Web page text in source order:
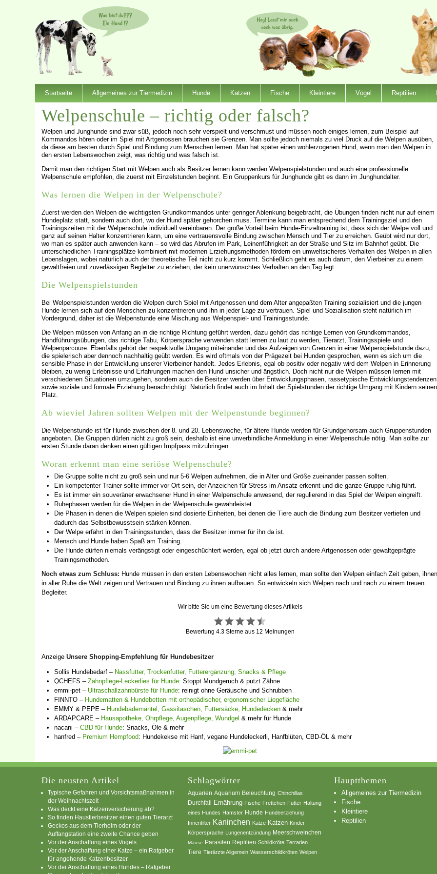
Startseite Allgemeines zur Tiermedizin Hunde Katzen Fische Kleintiere Vögel Reptilien
Welpenschule – richtig oder falsch?
Welpen und Junghunde sind zwar süß, jedoch noch sehr verspielt und verschmust und müssen noch einiges lernen, zum Beispiel auf
Kommandos hören oder im Spiel mit Artgenossen brauchen sie Grenzen. Man sollte jedoch niemals zu viel Druck auf die Welpen ausüben,
da diese am besten durch Spiel und Bindung zum Menschen lernen. Man hat später einen wohlerzogenen Hund, wenn man den Welpen in
den ersten Lebenswochen zeigt, was richtig und was falsch ist.
Damit man den richtigen Start mit Welpen auch als Besitzer lernen kann werden Welpenspielstunden und auch eine professionelle
Welpenschule empfohlen, die zuerst mit Einzelstunden beginnt. Ein Gruppenkurs für Junghunde gibt es dann im Junghundalter.
Was lernen die Welpen in der Welpenschule?
Zuerst werden den Welpen die wichtigsten Grundkommandos unter geringer Ablenkung beigebracht, die Übungen finden nicht nur auf einem
Hundeplatz statt, sondern auch dort, wo der Hund später gehorchen muss. Termine kann man entsprechend dem Trainingsziel und den
Trainingszeiten mit der Welpenschule individuell vereinbaren. Der große Vorteil beim Hunde-Einzeltraining ist, dass sich der Welpe voll und
ganz auf seinen Halter konzentrieren kann, um eine vertrauensvolle Bindung zwischen Mensch und Tier zu erreichen. Geübt wird nur dort,
wo man es später auch anwenden kann – so wird das Abrufen im Park, Leinenführigkeit an der Straße und Sitz im Bahnhof geübt. Die
unterschiedlichen Trainingsplätze kombiniert mit modernen Erziehungsmethoden fördern ein umweltsicheres Verhalten des Welpen in allen
Lebenslagen, wobei natürlich auch der theoretische Teil nicht zu kurz kommt. Schließlich geht es auch darum, den Vierbeiner zu einem
gewaltfreien und zuverlässigen Begleiter zu erziehen, der kein unerwünschtes Verhalten an den Tag legt.
Die Welpenspielstunden
Bei Welpenspielstunden werden die Welpen durch Spiel mit Artgenossen und dem Alter angepaßten Training sozialisiert und die jungen
Hunde lernen sich auf den Menschen zu konzentrieren und ihn in jeder Lage zu vertrauen. Spiel und Sozialisation steht natürlich im
Vordergrund, daher ist die Welpenstunde eine Mischung aus Welpenspiel- und Trainingsstunde.
Die Welpen müssen von Anfang an in die richtige Richtung geführt werden, dazu gehört das richtige Lernen von Grundkommandos,
Handführungsübungen, das richtige Tabu, Körpersprache verwenden statt lernen zu laut zu werden, Tierarzt, Trainingsspiele und
Welpenparcoure. Ebenfalls gehört der respektvolle Umgang miteinander und das Aufzeigen von Grenzen in einer Welpenspielstunde dazu,
die spielerisch aber dennoch nachhaltig geübt werden. Es wird oftmals von der Prägezeit bei Hunden gesprochen, wenn es sich um die
sensible Phase in der Entwicklung unserer Vierbeiner handelt. Jedes Erlebnis, egal ob positiv oder negativ wird dem Welpen in Erinnerung
bleiben, zu wenig Erlebnisse und Erfahrungen machen den Hund unsicher und ängstlich. Doch nicht nur die Welpen müssen lernen mit
verschiedenen Situationen umzugehen, sondern auch die Besitzer werden über Entwicklungsphasen, rassetypische
sowie soziale und formale Erziehung benachrichtigt. Natürlich findet auch im Inhalt der Spielstunden der richtige Umgang mit Kindern seinen
Platz.
Ab wieviel Jahren sollten Welpen mit der Welpenstunde beginnen?
Die Welpenstunde ist für Hunde zwischen der 8. und 20. Lebenswoche, für ältere Hunde werden für Grundgehorsam auch Gruppenstunden
angeboten. Die Gruppen dürfen nicht zu groß sein, deshalb ist eine unverbindliche Anmeldung in einer Welpenschule nötig. Man sollte zur
ersten Stunde daran denken einen gültigen Impfpass mitzubringen.
Woran erkennt man eine seriöse Welpenschule?
Die Gruppe sollte nicht zu groß sein und nur 5-6 Welpen aufnehmen, die in Alter und Größe zueinander passen sollten.
Ein kompetenter Trainer sollte immer vor Ort sein, der Anzeichen für Stress im Ansatz erkennt und die ganze Gruppe ruhig führt.
Es ist immer ein souveräner erwachsener Hund in einer Welpenschule anwesend, der regulierend in das Spiel der Welpen eingreift.
Ruhephasen werden für die Welpen in der Welpenschule gewährleistet.
Die Phasen in denen die Welpen spielen sind dosierte Einheiten, bei denen die Tiere auch die Bindung zum Besitzer vertiefen und
dadurch das Selbstbewusstsein stärken können.
Der Welpe erfährt in den Trainingsstunden, dass der Besitzer immer für ihn da ist.
Mensch und Hunde haben Spaß am Training.
Die Hunde dürfen niemals verängstigt oder eingeschüchtert werden, egal ob jetzt durch andere Artgenossen oder gewaltgeprägte
Trainingsmethoden.
Noch etwas zum Schluss: Hunde müssen in den ersten Lebenswochen nicht alles lernen, man sollte den Welpen einfach Zeit geben, ihnen
in aller Ruhe die Welt zeigen und Vertrauen und Bindung zu ihnen aufbauen. So entwickeln sich Welpen nach und nach zu einem treuen
Begleiter.
Wir bitte Sie um eine Bewertung dieses Artikels
Bewertung 4.3Sterne aus 12 Meinungen
Anzeige Unsere Shopping-Empfehlung für Hundebesitzer
Sollis Hundebedarf – Nassfutter, Trockenfutter, Futterergänzung, Snacks & Pflege
QCHEFS – Zahnpflege-Leckerlies für Hunde: Stoppt Mundgeruch & putzt Zähne
emmi-pet – Ultraschallzahnbürste für Hunde: reinigt ohne Geräusche und Schrubben
FINNTO – Hundematten & Hundebetten mit orthopädischer, ergonomischer Liegefläche
EMMY & PEPE – Hundebademäntel, Gassitaschen, Futtersäcke, Hundedecken & mehr
ARDAPCARE – Hausapotheke, Ohrpflege, Augenpflege, Wundgel & mehr für Hunde
nacani – CBD für Hunde: Snacks, Öle & mehr
hanfred – Premium Hempfood: Hundekekse mit Hanf, vegane Hundeleckerli, Hanfblüten, CBD-ÖL & mehr
Die neusten Artikel
Typische Gefahren und Vorsichtsmaßnahmen in
der Weihnachtszeit
Was deckt eine Katzenversicherung ab?
So finden Haustierbesitzer einen guten Tierarzt
Geckos aus dem Tierheim oder der
Auffangstation eine zweite Chance geben
Vor der Anschaffung eines Vogels
Vor der Anschaffung einer Katze – ein Ratgeber
für angehende Katzenbesitzer
Vor der Anschaffung eines Hundes – Ratgeber
Schlagwörter
Aquarien Aquarium Beleuchtung Chinchillas
Durchfall Ernährung Fische Frettchen Futter Haltung
eines Hundes Hamster Hunde Hundeerziehung
Innenfilter Kaninchen Katze Katzen Kinder
Körpersprache Lungenentzündung Meerschweinchen
Mäuse Parasiten Reptilien Schildkröte Terrarien
Tiere Tierärzte Allgemein Wasserschildkröten Welpen
Hauptthemen
Allgemeines zur Tiermedizin
Fische
Kleintiere
Reptilien